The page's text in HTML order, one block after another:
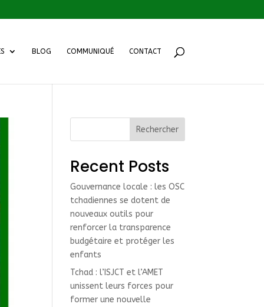
BLOG COMMUNIQUÉ CONTACT
Rechercher
Recent Posts
Gouvernance locale : les OSC
tchadiennes se dotent de
nouveaux outils pour
renforcer la transparence
budgétaire et protéger les
enfants
Tchad : l’ISJCT et l’AMET
unissent leurs forces pour
former une nouvelle